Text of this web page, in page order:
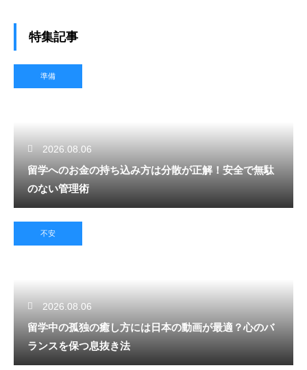
特集記事
準備
2026.08.06
留学へのお金の持ち込み方は分散が正解！安全で無駄
のない管理術
不安
2026.08.06
留学中の孤独の癒し方には日本の動画が最適？心のバ
ランスを保つ息抜き法